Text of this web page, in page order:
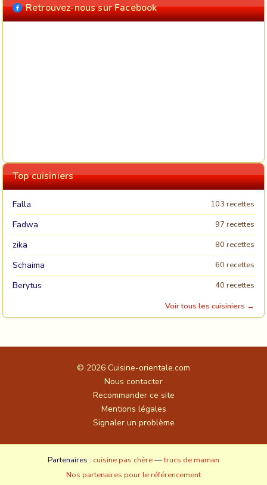
Retrouvez-nous sur Facebook
Top cuisiniers
Falla 103 recettes
Fadwa 97 recettes
zika 80 recettes
Schaima 60 recettes
Berytus
40 recettes
Voir tous les cuisiniers →
© 2026 Cuisine-orientale.com
Nous contacter
Recommander ce site
Mentions légales
Signaler un problème
Partenaires : cuisine pas chère—trucs de maman
Nos partenaires pour le référencement